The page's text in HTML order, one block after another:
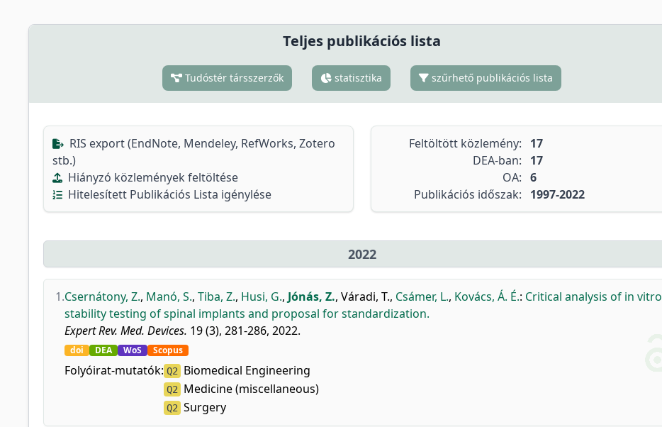
Teljes publikációs lista
Tudóstér társszerzők statisztika szűrhető publikációs lista
RIS export (EndNote, Mendeley, RefWorks, Zotero
stb.)
Hiányzó közlemények feltöltése
Hitelesített Publikációs Lista igénylése
Feltöltött közlemény:
17
DEA-ban:
17
OA: 6
Publikációs időszak:
1997-2022
2022
1.Csernátony, Z., Manó, S., Tiba, Z., Husi, G., Jónás, Z., Váradi, T., Csámer, L., Kovács, Á. É.: Critical analysis of in vitro
stability testing of spinal implants and proposal for standardization.
Expert Rev. Med. Devices. 19 (3), 281-286, 2022.
doi DEA WoS Scopus
Folyóirat-mutatók: Q2 Biomedical Engineering
Q2 Medicine (miscellaneous)
Q2 Surgery